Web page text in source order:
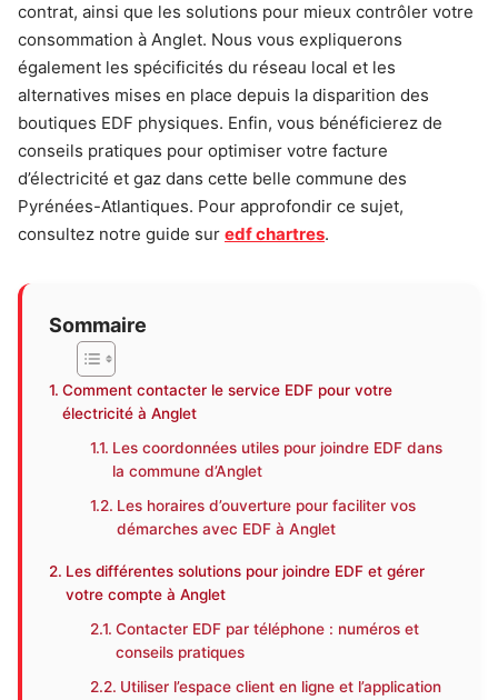
contrat, ainsi que les solutions pour mieux contrôler votre
consommation à Anglet. Nous vous expliquerons
également les spécificités du réseau local et les
alternatives mises en place depuis la disparition des
boutiques EDF physiques. Enfin, vous bénéficierez de
conseils pratiques pour optimiser votre facture
d’électricité et gaz dans cette belle commune des
Pyrénées-Atlantiques. Pour approfondir ce sujet,
consultez notre guide sur edf chartres.
Sommaire
Comment contacter le service EDF pour votre
électricité à Anglet
Les coordonnées utiles pour joindre EDF dans
la commune d’Anglet
Les horaires d’ouverture pour faciliter vos
démarches avec EDF à Anglet
Les différentes solutions pour joindre EDF et gérer
votre compte à Anglet
Contacter EDF par téléphone : numéros et
conseils pratiques
Utiliser l’espace client en ligne et l’application